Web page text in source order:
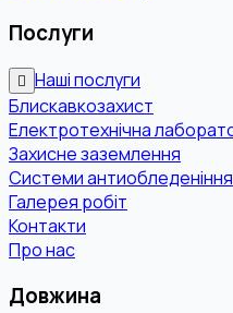
Послуги
Наші послуги
Блискавкозахист
Електротехнічна
Захисне заземлення
Системи антиобледеніння
Галерея робіт
Контакти
Про нас
Довжина